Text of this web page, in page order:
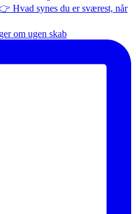
om ugen skab